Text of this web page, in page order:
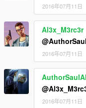
2016年07月11日
Al3x_M3rc3r
2016年07月11日
2016年07月11日